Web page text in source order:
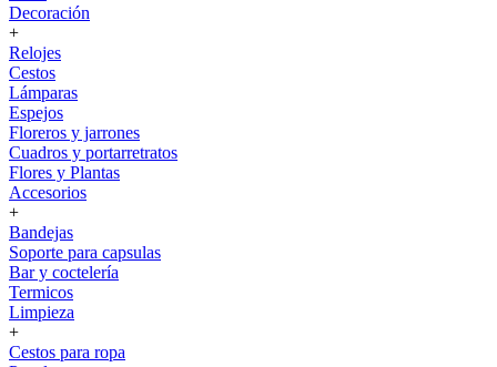
Decoración
+
Relojes
Cestos
Lámparas
Espejos
Floreros y jarrones
Cuadros y portarretratos
Flores y Plantas
Accesorios
+
Bandejas
Soporte para capsulas
Bar y coctelería
Termicos
Limpieza
+
Cestos para ropa